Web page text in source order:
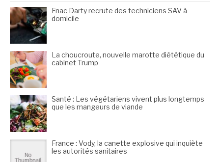
Fnac Darty recrute des techniciens SAV à
domicile
La choucroute, nouvelle marotte diététique du
cabinet Trump
Santé : Les végétariens vivent plus longtemps
que les mangeurs de viande
France : Vody, la canette explosive qui inquiète
les autorités sanitaires